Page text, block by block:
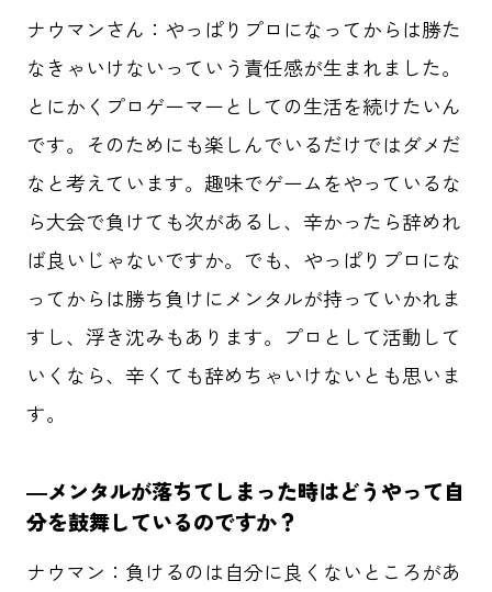
HOME
記事一覧
ABOUT
応援事例
タグ一覧
ダイバーシティ クリエイター
群馬クレインサンダーズ
地域共創 O-EN事例 スポーツ
ナウマンさん：やっぱりプロになってからは勝た
なきゃいけないっていう責任感が生まれました。
とにかくプロゲーマーとしての生活を続けたいん
です。そのためにも楽しんでいるだけではダメだ
なと考えています。趣味でゲームをやっているな
ら大会で負けても次があるし、辛かったら辞めれ
ば良いじゃないですか。でも、やっぱりプロにな
ってからは勝ち負けにメンタルが持っていかれま
すし、浮き沈みもあります。プロとして活動して
いくなら、辛くても辞めちゃいけないとも思いま
す。
―メンタルが落ちてしまった時はどうやって自
分を鼓舞しているのですか？
ナウマン：負けるのは自分に良くないところがあ